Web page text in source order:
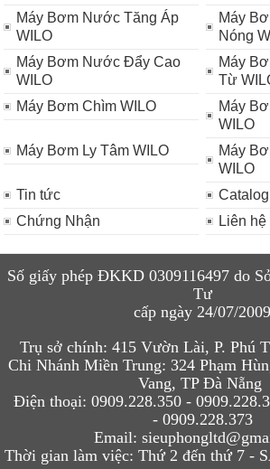
Máy Bơm Nước Tăng Áp
WILO
Máy
Nóng
Máy Bơm Nước Đẩy Cao
WILO
Máy
Từ
Máy Bơm Chìm WILO
Máy
WILO
Máy Bơm Ly Tâm WILO
Máy
WILO
Tin tức
Chứng Nhận
Liên hệ
Số giấy phép ĐKKD 0309116497 do
Tư
cấp ngày 24/07/2009
Trụ sở chính: 415 Vườn Lài, P. Phú
Chi Nhánh Miền Trung: 324 Phạm
Vang, TP Đà Nẵng
Điện thoại: 0909.228.350 - 0909.228.
- 0909.228.373
Email:
Thời gian làm việc: Thứ 2 đến thứ 7 -